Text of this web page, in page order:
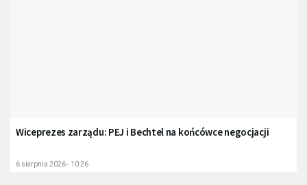
Wiceprezes zarządu: PEJ i Bechtel na końcówce negocjacji
6 sierpnia 2026 - 10:26